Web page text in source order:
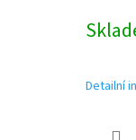
Detailní